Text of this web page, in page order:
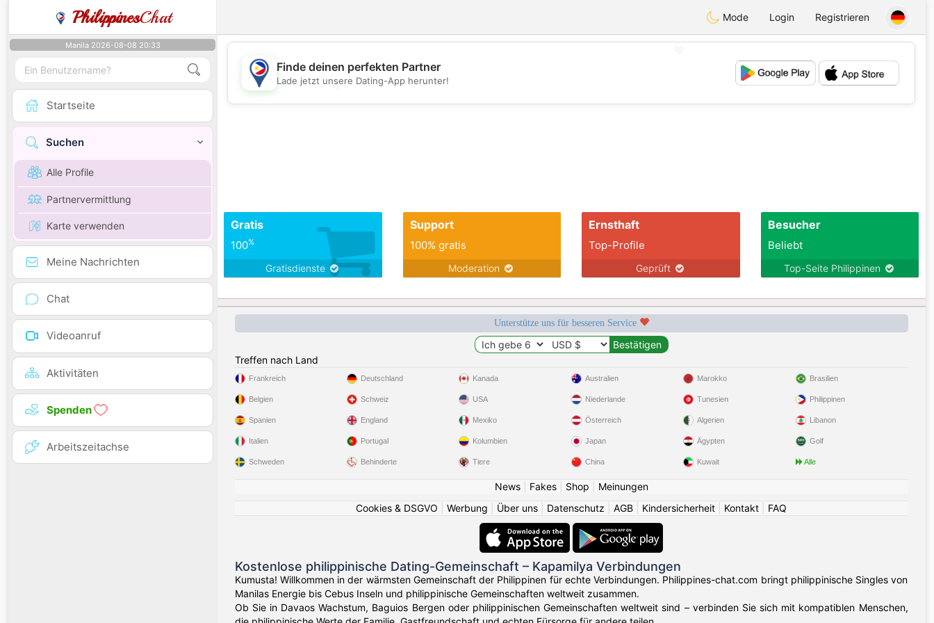
PhilippinesChat Mode Login Registrieren
Manila 2026-08-08 20:33
Startseite
Suchen
Alle Profile
Partnervermittlung
Karte verwenden
Meine Nachrichten
Chat
Videoanruf
Aktivitäten
Spenden
Arbeitszeitachse
💖
💕
Finde deinen perfekten Partner
Lade jetzt unsere Dating-App herunter!
Gratis
100%
Gratisdienste
Support
100% gratis
Moderation
Ernsthaft
Top-Profile
Geprüft
Besucher
Beliebt
Top-Seite Philippinen
Unterstütze uns für besseren Service
Treffen nach Land
Frankreich
Belgien
Spanien
Italien
Schweden
Deutschland
Schweiz
England
Portugal
Behinderte
Kanada
USA
Mexiko
Kolumbien
Tiere
Australien
Niederlande
Österreich
Japan
China
Marokko
Tunesien
Algerien
Ägypten
Kuwait
Brasilien
Philippinen
Libanon
Golf
Alle
News| Fakes| Shop
Meinungen
Cookies & DSGVO
Werbung Über uns Datenschutz AGB Kindersicherheit Kontakt FAQ
Kostenlose philippinische Dating-Gemeinschaft – Kapamilya Verbindungen
Kumusta! Willkommen in der wärmsten Gemeinschaft der Philippinen für echte Verbindungen. Philippines-chat.com bringt philippinische Singles von
Manilas Energie bis Cebus Inseln und philippinische Gemeinschaften weltweit zusammen.
Ob Sie in Davaos Wachstum, Baguios Bergen oder philippinischen Gemeinschaften weltweit sind – verbinden Sie sich mit kompatiblen Menschen,